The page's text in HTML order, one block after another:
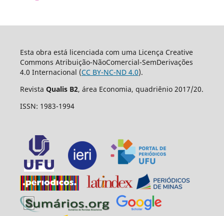
Esta obra está licenciada com uma Licença Creative
Commons Atribuição-NãoComercial-SemDerivações
4.0 Internacional (CC BY-NC-ND 4.0).
Revista Qualis B2, área Economia, quadriênio 2017/20.
ISSN: 1983-1994